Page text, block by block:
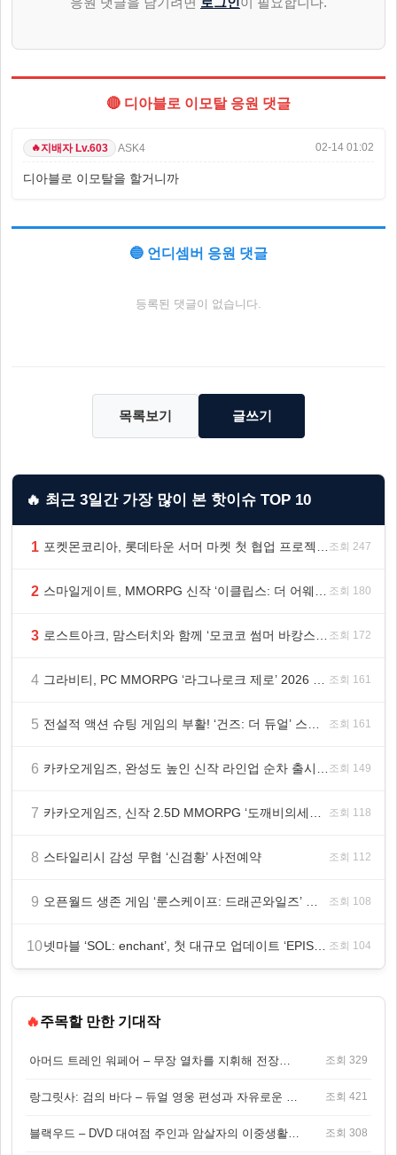
🔴 디아블로 이모탈 응원 댓글
🔥지배자 Lv.603 ASK4 02-14 01:02
디아블로 이모탈을 할거니까
🔵 언디셈버 응원 댓글
등록된 댓글이 없습니다.
목록보기 글쓰기
🔥 최근 3일간 가장 많이 본 핫이슈 TOP 10
1 조회 247
2 조회 180
3 조회 172
4 조회 161
5 조회 161
6 조회 149
7 조회 118
8 스타일리시 감성 무협 ‘신검황’ 사전예약 조회 112
9 조회 108
10 조회 104
🔥주목할 만한 기대작
조회 329
조회 421
조회 308